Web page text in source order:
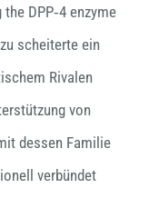
DPP‐4 enzyme
scheiterte ein
Rivalen
von
dessen Familie
verbündet